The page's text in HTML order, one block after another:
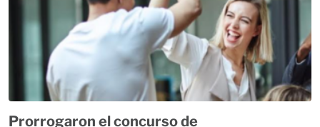
Prorrogaron el concurso de